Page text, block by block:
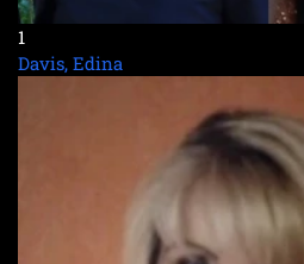
1
Davis, Edina